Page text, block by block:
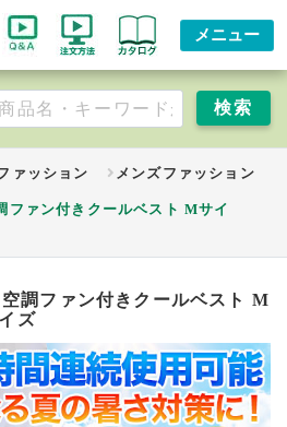
メニュー
ァッション メンズファッション
ファン付きクールベスト Mサイ
空調ファン付きクールベスト M
ズ